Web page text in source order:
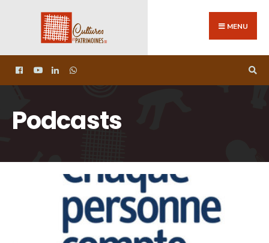
MENU
Podcasts